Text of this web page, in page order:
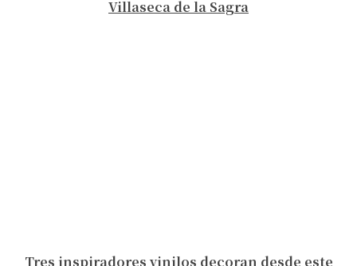
Villaseca de la Sagra
Tres inspiradores vinilos decoran desde este